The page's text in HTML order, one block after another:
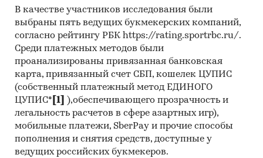
деятельности их конкурентов.
Mystery-Shopping с производителями: кроме
того, информацию об объемах производства и
ценах мы получили, вступивв переговоры
производителямив завуалированной форме
(Mystery-Shopping)от имени потенциального
заказчика.
Мониторинг документов: в качестве
основных методов анализа данных выступают
так называемые (1) Традиционный
В качестве участников исследования были
выбраны пять ведущих букмекерских компаний,
согласно рейтингу РБК https://rating.sportrbc.ru/.
Среди платежных методов были
проанализированы привязанная банковская
карта, привязанный счет СБП, кошелек ЦУПИС
(собственный платежный метод ЕДИНОГО
ЦУПИС* [1]
),обеспечивающего прозрачность и
легальность расчетов в сфере азартных игр),
мобильные платежи, SberPay и прочие способы
пополнения и снятия средств, доступные у
ведущих российских букмекеров.